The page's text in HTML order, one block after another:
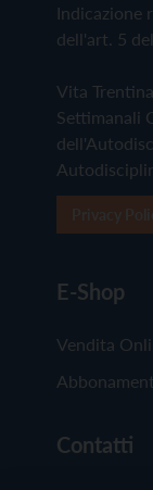
Indicazione
dell'art. 5
Vita
Settimanali
E-Shop
Vendita
Contatti